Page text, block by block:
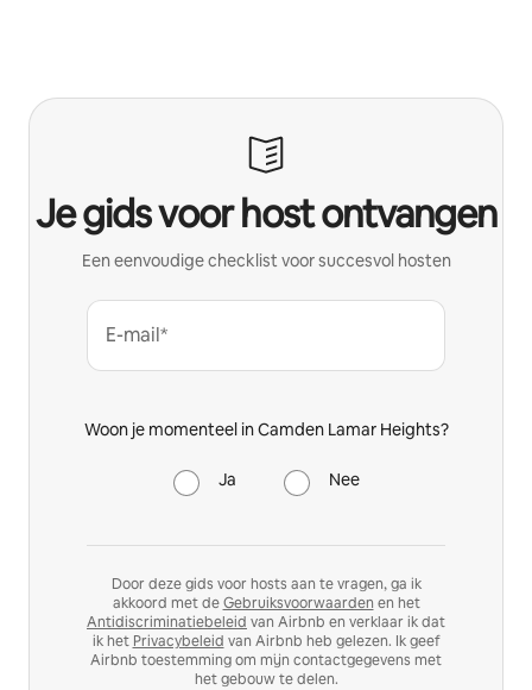
Je gids voor host ontvangen
Een eenvoudige checklist voor succesvol hosten
E-mail*
Woon je momenteel in Camden Lamar Heights?
Ja Nee
Door deze gids voor hosts aan te vragen, ga ik
akkoord met deGebruiksvoorwaarden en het
Antidiscriminatiebeleid van Airbnb en verklaar ik dat
ik het Privacybeleid van Airbnb heb gelezen. Ik geef
Airbnb toestemming om mijn contactgegevens met
het gebouw te delen.